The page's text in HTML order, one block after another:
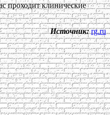
проходит клинические
Источник: rg.ru